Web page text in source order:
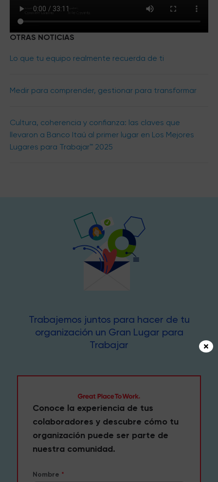
OTRAS NOTICIAS
Lo que tu equipo realmente recuerda de ti
Medir para comprender, gestionar para transformar
Cultura, coherencia y confianza: las claves que
llevaron a Banco Itaú al primer lugar en Los Mejores
Lugares para Trabajar™ 2025
Trabajemos juntos para hacer de tu
organización un Gran Lugar para
Trabajar
Conoce la experiencia de tus
colaboradores y descubre cómo tu
organización puede ser parte de
nuestra comunidad.
Nombre